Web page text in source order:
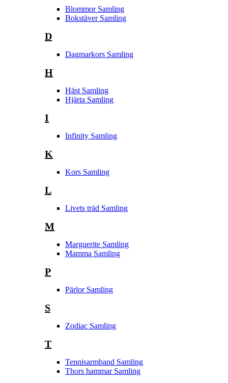
Blommor Samling
Bokstäver Samling
D
Dagmarkors Samling
H
Häst Samling
Hjärta Samling
I
Infinity Samling
K
Kors Samling
L
Livets träd Samling
M
Marguerite Samling
Mamma Samling
P
Pärlor Samling
S
Zodiac Samling
T
Tennisarmband Samling
Thors hammar Samling